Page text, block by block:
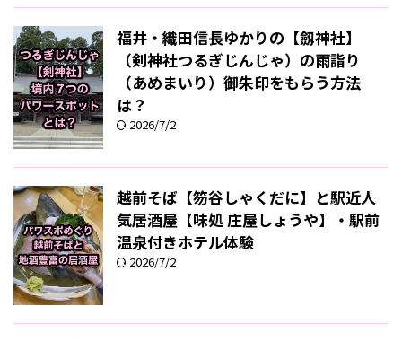
福井・織田信長ゆかりの【劔神社】
（剣神社つるぎじんじゃ）の雨詣り
（あめまいり）御朱印をもらう方法
は？
2026/7/2
越前そば【笏谷しゃくだに】と駅近人
気居酒屋【味処 庄屋しょうや】・駅前
温泉付きホテル体験
2026/7/2